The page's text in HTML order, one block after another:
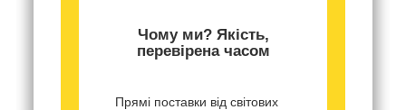
Чому ми? Якість,
перевірена часом
Прямі поставки від світових